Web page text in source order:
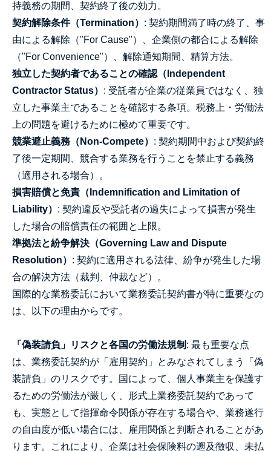
持義務の期間、契約終了後の効力。
契約解除条件（Termination） : 契約期間満了時の終了、事
由による解除（"For Cause"）、企業側の都合による解除
（"For Convenience"）、解除通知期間、精算方法。
独立した契約者であることの確認（Independent
Contractor Status） : 受託者が企業の従業員ではなく、独
立した事業主であることを確認する条項。税務上・労働法
上の問題を避けるために極めて重要です。
競業避止義務（Non-Compete） : 契約期間中および契約終
了後一定期間、競合する業務を行うことを禁止する義務
（適用される場合）。
損害賠償と免責（Indemnification and Limitation of
Liability） : 契約違反や受託者の過失によって損害が発生
した場合の賠償責任の範囲と上限。
準拠法と紛争解決（Governing Law and Dispute
Resolution） : 契約に適用される法律、紛争が発生した場
合の解決方法（裁判、仲裁など）。
国際的な業務委託において業務委託契約書が特に重要なの
は、以下の理由からです。
「偽装請負」リスクと各国の労働法規制 : 最も重要な点
は、業務委託契約が「雇用契約」とみなされてしまう「偽
装請負」のリスクです。国によって、個人事業主を保護す
るための労働法が厳しく、形式上業務委託契約であって
も、実態として指揮命令関係が存在する場合や、業務遂行
の自由度が低い場合には、雇用関係と判断されることがあ
ります。これにより、企業は社会保険料の遡及徴収、未払